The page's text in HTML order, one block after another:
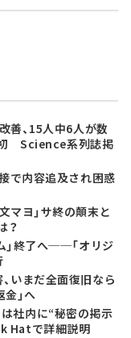
善、15人中6人が数
Science系列誌掲
で内容追及され困惑
マヨ」サ終の顛末と
？
」終了へ──「オリジ
いまだ全面復旧なら
」へ
社内に“秘密の掲示
Hatで詳細説明